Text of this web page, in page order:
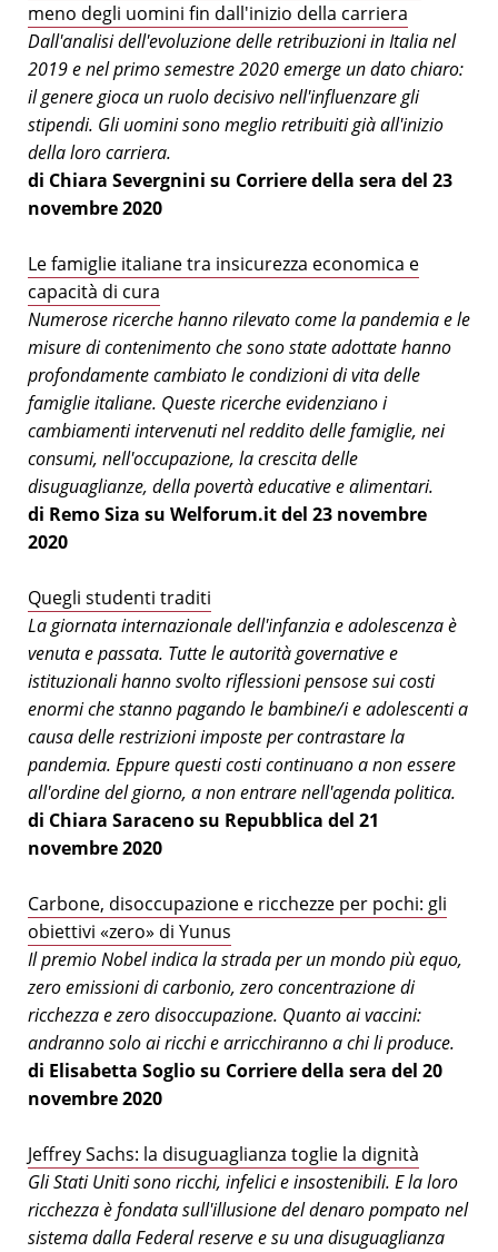
meno degli uomini fin dall'inizio della carriera
Dall'analisi dell'evoluzione delle retribuzioni in Italia nel
2019 e nel primo semestre 2020 emerge un dato chiaro:
il genere gioca un ruolo decisivo nell'influenzare gli
stipendi. Gli uomini sono meglio retribuiti già all'inizio
della loro carriera.
di Chiara Severgnini su Corriere della sera del 23
novembre 2020
Le famiglie italiane tra insicurezza economica e
capacità di cura
Numerose ricerche hanno rilevato come la pandemia e le
misure di contenimento che sono state adottate hanno
profondamente cambiato le condizioni di vita delle
famiglie italiane. Queste ricerche evidenziano i
cambiamenti intervenuti nel reddito delle famiglie, nei
consumi, nell'occupazione, la crescita delle
disuguaglianze, della povertà educative e alimentari.
di Remo Siza su Welforum.it del 23 novembre
2020
Quegli studenti traditi
La giornata internazionale dell'infanzia e adolescenza è
venuta e passata. Tutte le autorità governative e
istituzionali hanno svolto riflessioni pensose sui costi
enormi che stanno pagando le bambine/i e adolescenti a
causa delle restrizioni imposte per contrastare la
pandemia. Eppure questi costi continuano a non essere
all'ordine del giorno, a non entrare nell'agenda politica.
di Chiara Saraceno su Repubblica del 21
novembre 2020
Carbone, disoccupazione e ricchezze per pochi: gli
obiettivi «zero» di Yunus
Il premio Nobel indica la strada per un mondo più equo,
zero emissioni di carbonio, zero concentrazione di
ricchezza e zero disoccupazione. Quanto ai vaccini:
andranno solo ai ricchi e arricchiranno a chi li produce.
di Elisabetta Soglio su Corriere della sera del 20
novembre 2020
Jeffrey Sachs: la disuguaglianza toglie la dignità
Gli Stati Uniti sono ricchi, infelici e insostenibili. E la loro
ricchezza è fondata sull'illusione del denaro pompato nel
sistema dalla Federal reserve e su una disuguaglianza